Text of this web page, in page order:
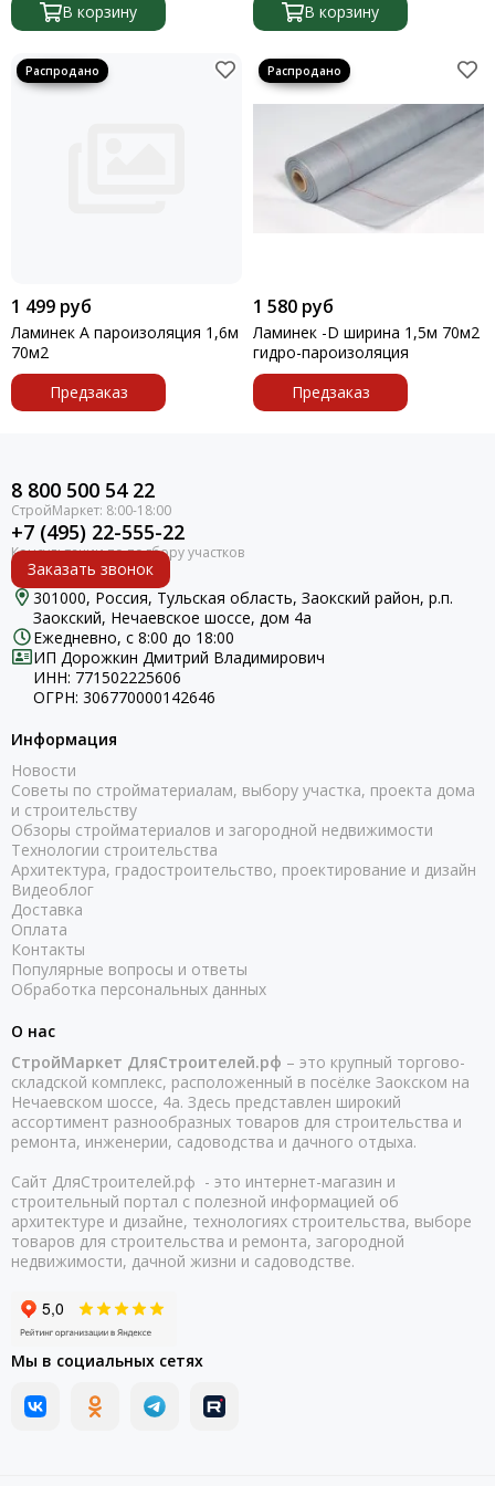
В корзину
В корзину
1 499 руб
Ламинек А пароизоляция 1,6м
70м2
Предзаказ
1 580 руб
Ламинек -D ширина 1,5м 70м2
гидро-пароизоляция
Предзаказ
8 800 500 54 22
+7 (495) 22-555-22
Заказать звонок
301000, Россия, Тульская область, Заокский район, р.п.
Заокский, Нечаевское шоссе, дом 4а
Ежедневно, с 8:00 до 18:00
ИП Дорожкин Дмитрий Владимирович
ИНН: 771502225606
ОГРН: 306770000142646
Информация
Новости
Советы по стройматериалам, выбору участка, проекта дома
и строительству
Обзоры стройматериалов и загородной недвижимости
Технологии строительства
Архитектура, градостроительство, проектирование и дизайн
Видеоблог
Доставка
Оплата
Контакты
Популярные вопросы и ответы
Обработка персональных данных
О нас
СтройМаркет ДляСтроителей.рф – это крупный торгово-
складской комплекс, расположенный в посёлке Заокском на
Нечаевском шоссе, 4а. Здесь представлен широкий
ассортимент разнообразных товаров для строительства и
ремонта, инженерии, садоводства и дачного отдыха.
Сайт ДляСтроителей.рф - это интернет-магазин и
строительный портал с полезной информацией об
архитектуре и дизайне, технологиях строительства, выборе
товаров для строительства и ремонта, загородной
недвижимости, дачной жизни и садоводстве.
Мы в социальных сетях